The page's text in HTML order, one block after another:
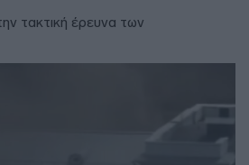
τακτική έρευνα των